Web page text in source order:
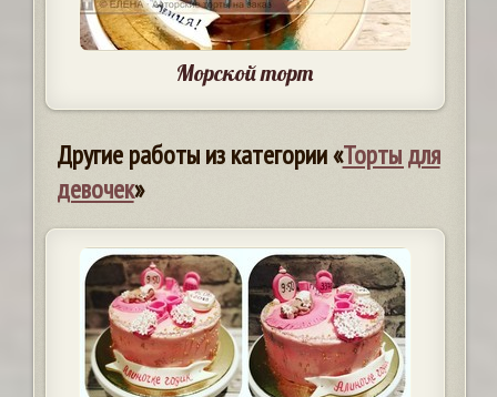
Морской торт
Другие работы из категории «Торты для
девочек»